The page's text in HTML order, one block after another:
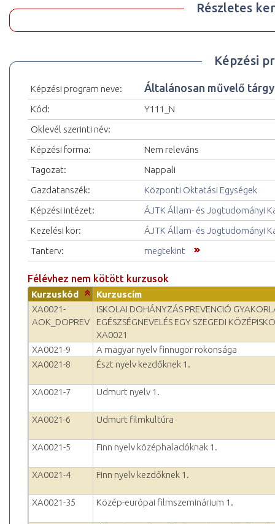
Részletes
Képzési
Képzési program neve: Általánosan művelő
Kód:
Y111_N
Oklevél szerinti név:
Képzési forma:
Nem releváns
Tagozat:
Nappali
Gazdatanszék:
Központi Oktatási Egységek
Képzési intézet:
ÁJTK Állam- és Jogtudományi
Kezelési kör:
ÁJTK Állam- és Jogtudományi
Tanterv:
megtekint
Félévhez nem kötött kurzusok
Kurzuskód
Kurzuscím
XA0021-
AOK_DOPREV
ISKOLAI DOHÁNYZÁS PREVENCIÓ
EGÉSZSÉGNEVELÉS EGY SZEGEDI
XA0021
XA0021-9
A magyar nyelv finnugor rokonsága
XA0021-8
Észt nyelv kezdőknek 1.
XA0021-7 Udmurt nyelv 1.
XA0021-6 Udmurt filmkultúra
XA0021-5 Finn nyelv középhaladóknak 1.
XA0021-4 Finn nyelv kezdőknek 1.
XA0021-35 Közép-európai filmszeminárium 1.